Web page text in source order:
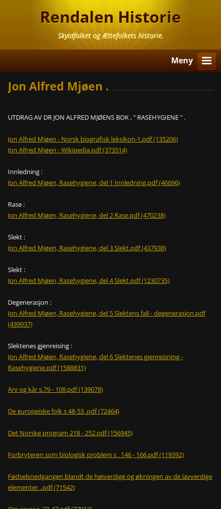
Rendalen Historie
Skyldfolket og Ættefolkets historie.
Meny
Jon Alfred Mjøen .
UTDRAG AV DR JON ALFRED MJØENS BOK , " RASEHYGIENE " .
Jon Alfred Mjøen - Norsk biografisk leksikon-1.pdf (135206)
Jon Alfred Mjøen - Wikipedia.pdf (373514)
Innledning :
Jon Alfred Mjøen, Rasehygiene, del 1 Innledning.pdf (46696)
Rase :
Jon Alfred Mjøen, Rasehygiene, del 2 Rase.pdf (470238)
Slekt :
Jon Alfred Mjøen, Rasehygiene, del 3 Slekt.pdf (437938)
Slekt :
Jon Alfred Mjøen, Rasehygiene, del 4 Slekt.pdf (1230735)
Degenerasjon :
Jon Alfred Mjøen, Rasehygiene, del 5 Slektens fall - degenerasjon.pdf
(439937)
Slektenes gjenreising :
Jon Alfred Mjøen, Rasehygiene, del 6 Slektenes gjenreisning -
Rasehygiene.pdf (1588831)
Arv og kår s.79 - 108.pdf (139078)
De europeiske folk s 48-53 .pdf (72464)
Det Norske program 218 - 252.pdf (156945)
Forbryteren som biologisk problem s . 146 - 166.pdf (119392)
Fødselsnedgangen blandt de høiverdige og økningen av de lavverdige
elementer ..pdf (71542)